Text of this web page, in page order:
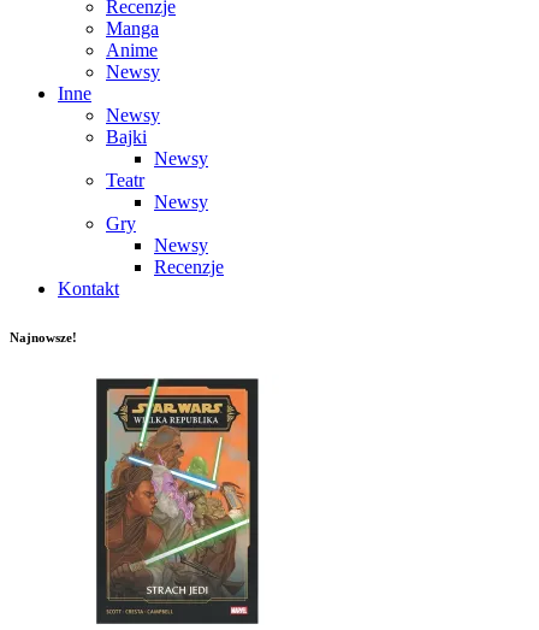
Recenzje
Manga
Anime
Newsy
Inne
Newsy
Bajki
Newsy
Teatr
Newsy
Gry
Newsy
Recenzje
Kontakt
Najnowsze!